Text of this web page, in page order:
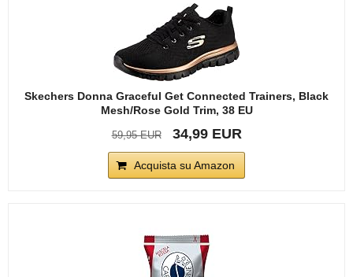
Skechers Donna Graceful Get Connected Trainers, Black
Mesh/Rose Gold Trim, 38 EU
59,95 EUR 34,99 EUR
Acquista su Amazon